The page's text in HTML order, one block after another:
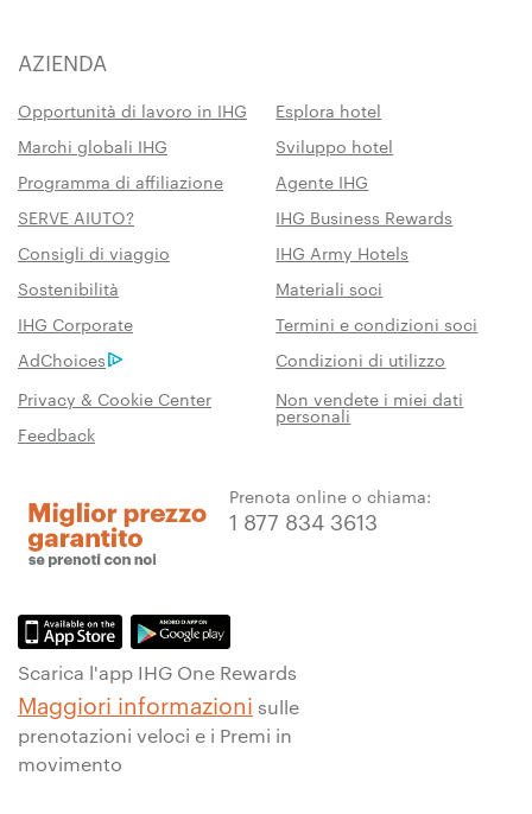
AZIENDA
Opportunità di lavoro in IHG
Esplora hotel
Marchi globali IHG
Sviluppo hotel
Programma di affiliazione
Agente IHG
SERVE AIUTO?
IHG Business Rewards
Consigli di viaggio
IHG Army Hotels
Sostenibilità
Materiali soci
IHG Corporate
Termini e condizioni soci
AdChoices
Condizioni di utilizzo
Privacy & Cookie Center
Non vendete i miei dati
personali
Feedback
Prenota online o chiama:
1 877 834 3613
Scarica l'app IHG One Rewards
Maggiori informazioni sulle
prenotazioni veloci e i Premi in
movimento